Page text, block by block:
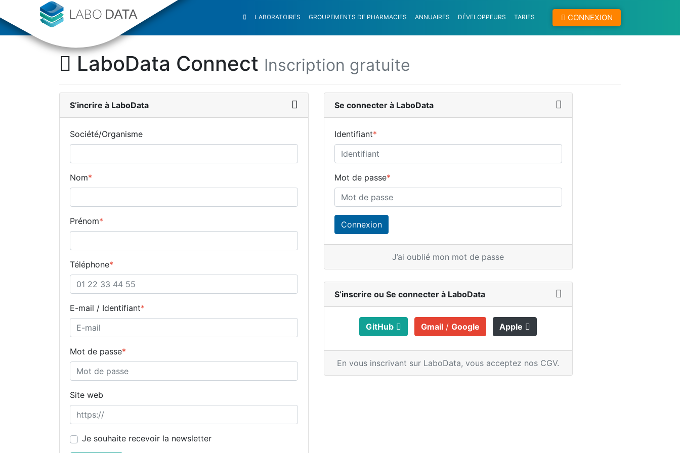
CONNEXION
LABORATOIRES GROUPEMENTS DE PHARMACIES ANNUAIRES DÉVELOPPEURS TARIFS
LaboData Connect Inscription gratuite
S’incrire à LaboData
Société/Organisme
Nom*
Prénom*
Téléphone*
E-mail / Identifiant*
Mot de passe*
Site web
Je souhaite recevoir la newsletter
Se connecter à LaboData
Identifiant*
Mot de passe*
J’ai oublié mon mot de passe
S’inscrire ou Se connecter à LaboData
GitHub Gmail /Google Apple
En vous inscrivant sur LaboData,vous acceptez nos CGV.